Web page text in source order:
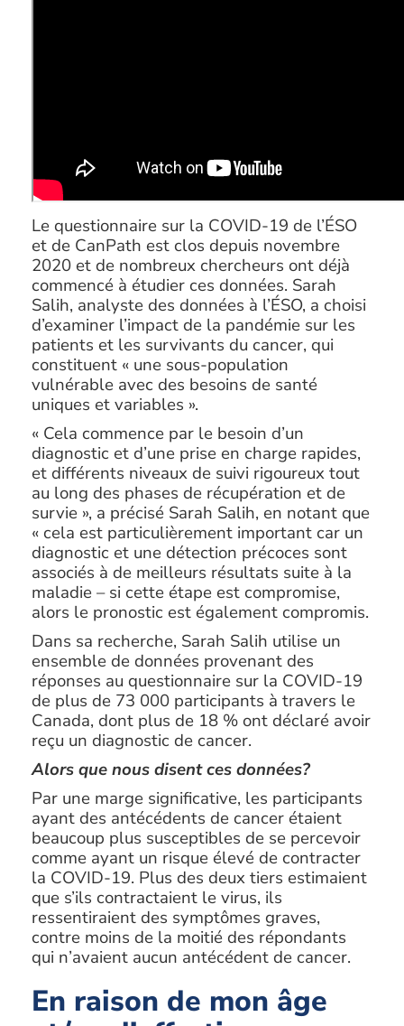
Le questionnaire sur la COVID-19 de l’ÉSO
et de CanPath est clos depuis novembre
2020 et de nombreux chercheurs ont déjà
commencé à étudier ces données. Sarah
Salih, analyste des données à l’ÉSO, a choisi
d’examiner l’impact de la pandémie sur les
patients et les survivants du cancer, qui
constituent « une sous-population
vulnérable avec des besoins de santé
uniques et variables ».
« Cela commence par le besoin d’un
diagnostic et d’une prise en charge rapides,
et différents niveaux de suivi rigoureux tout
au long des phases de récupération et de
survie », a précisé Sarah Salih, en notant que
« cela est particulièrement important car un
diagnostic et une détection précoces sont
associés à de meilleurs résultats suite à la
maladie – si cette étape est compromise,
alors le pronostic est également compromis.
Dans sa recherche, Sarah Salih utilise un
ensemble de données provenant des
réponses au questionnaire sur la COVID-19
de plus de 73 000 participants à travers le
Canada, dont plus de 18 % ont déclaré avoir
reçu un diagnostic de cancer.
Alors que nous disent ces données?
Par une marge significative, les participants
ayant des antécédents de cancer étaient
beaucoup plus susceptibles de se percevoir
comme ayant un risque élevé de contracter
la COVID-19. Plus des deux tiers estimaient
que s’ils contractaient le virus, ils
ressentiraient des symptômes graves,
contre moins de la moitié des répondants
qui n’avaient aucun antécédent de cancer.
En raison de mon âge